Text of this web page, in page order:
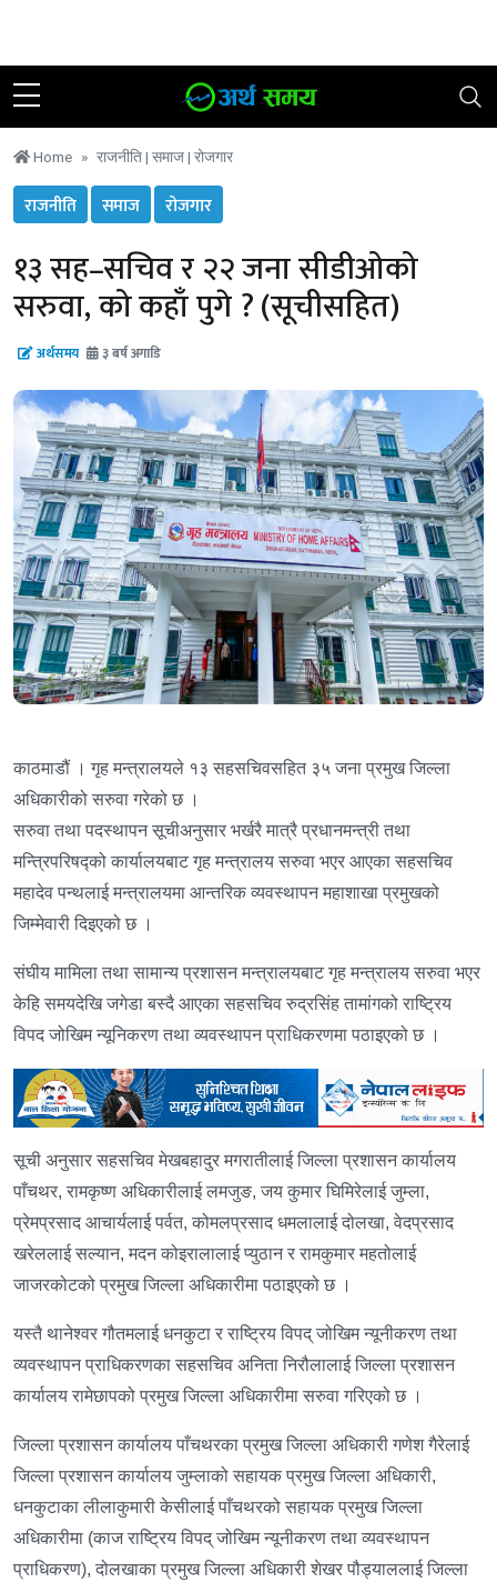
Home राजनीति | समाज | रोजगार
राजनीति समाज रोजगार
१३ सह–सचिव र २२ जना सीडीओको
सरुवा, को कहाँ पुगे ? (सूचीसहित)
अर्थसमय ३ बर्ष अगाडि
काठमाडौं । गृह मन्त्रालयले १३ सहसचिवसहित ३५ जना प्रमुख जिल्ला
अधिकारीको सरुवा गरेको छ ।
सरुवा तथा पदस्थापन सूचीअनुसार भर्खरै मात्रै प्रधानमन्त्री तथा
मन्त्रिपरिषद्को कार्यालयबाट गृह मन्त्रालय सरुवा भएर आएका सहसचिव
महादेव पन्थलाई मन्त्रालयमा आन्तरिक व्यवस्थापन महाशाखा प्रमुखको
जिम्मेवारी दिइएको छ ।
संघीय मामिला तथा सामान्य प्रशासन मन्त्रालयबाट गृह मन्त्रालय सरुवा भएर
केहि समयदेखि जगेडा बस्दै आएका सहसचिव रुद्रसिंह तामांगको राष्ट्रिय
विपद जोखिम न्यूनिकरण तथा व्यवस्थापन प्राधिकरणमा पठाइएको छ ।
सूची अनुसार सहसचिव मेखबहादुर मगरातीलाई जिल्ला प्रशासन कार्यालय
पाँचथर, रामकृष्ण अधिकारीलाई लमजुङ, जय कुमार घिमिरेलाई जुम्ला,
प्रेमप्रसाद आचार्यलाई पर्वत, कोमलप्रसाद धमलालाई दोलखा, वेदप्रसाद
खरेललाई सल्यान, मदन कोइरालालाई प्युठान र रामकुमार महतोलाई
जाजरकोटको प्रमुख जिल्ला अधिकारीमा पठाइएको छ ।
यस्तै थानेश्वर गौतमलाई धनकुटा र राष्ट्रिय विपद् जोखिम न्यूनीकरण तथा
व्यवस्थापन प्राधिकरणका सहसचिव अनिता निरौलालाई जिल्ला प्रशासन
कार्यालय रामेछापको प्रमुख जिल्ला अधिकारीमा सरुवा गरिएको छ ।
जिल्ला प्रशासन कार्यालय पाँचथरका प्रमुख जिल्ला अधिकारी गणेश गैरेलाई
जिल्ला प्रशासन कार्यालय जुम्लाको सहायक प्रमुख जिल्ला अधिकारी,
धनकुटाका लीलाकुमारी केसीलाई पाँचथरको सहायक प्रमुख जिल्ला
अधिकारीमा (काज राष्ट्रिय विपद् जोखिम न्यूनीकरण तथा व्यवस्थापन
प्राधिकरण), दोलखाका प्रमुख जिल्ला अधिकारी शेखर पौड्याललाई जिल्ला